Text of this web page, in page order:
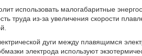
использовать малогабаритные
труда из-за увеличения скорости
дуги между плавящимся
электрода используют